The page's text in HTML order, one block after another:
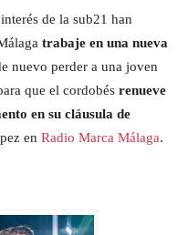
de la sub21 han
trabaje en una nueva
nuevo perder a una joven
que el cordobés renueve
en su cláusula de
en Radio Marca Málaga.